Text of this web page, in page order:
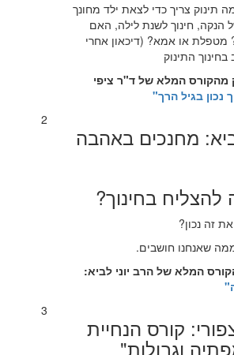
תינוק צריך כדי לצאת ילד מחונך
הנקה, חינוך לשנת לילה, האם
מטפלת או אמא? (דיכאון אחרי
התינוק
מהקורס המלא של ד"ר ציפי
נכון בגיל הרך"
2
מחנכים באהבה
בחינוך?
זה נכון?
שאנחנו חושבים.
המלא של הרב יוני לביא:
3
קורס הנחיית
וגבולות"